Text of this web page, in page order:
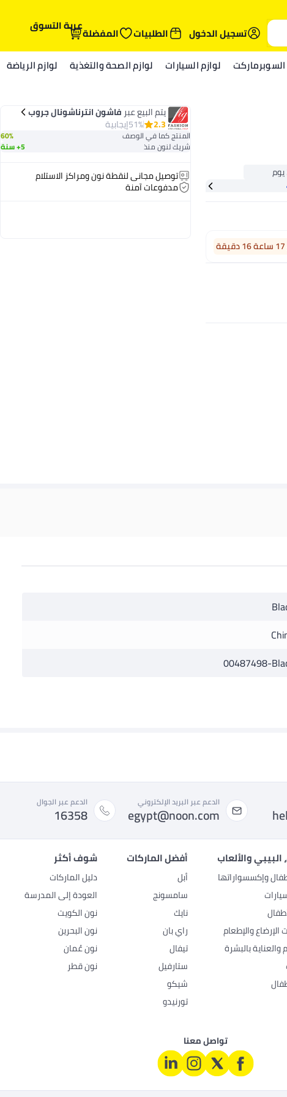
تسجيل الدخول
الطلبيات المفضلةعربة التسوق
السوبرماركت لوازم السيارات لوازم الصحة والتغذية لوازم الرياضة
يتم البيع عبر فاشون انترناشونال جروب
2.3
51%إيجابية
المنتج كما في الوصف 60%
شريك لنون منذ 5+ سنة
توصيل مجاني لنقطة نون ومراكز الاستلام
مدفوعات آمنة
00487498-
الدعم عبر البريد الإلكتروني
egypt@noon.com
الدعم عبر الجوال
16358
البيبي والألعاب
وإكسسواراتها
والإطعام
والعناية بالبشرة
أفضل الماركات
أبل
سامسونج
نايك
راي بان
تيفال
ستارفيل
شيكو
تورنيدو
شوف أكثر
دليل الماركات
العودة إلى المدرسة
نون الكويت
نون البحرين
نون عُمان
نون قطر
تواصل معنا